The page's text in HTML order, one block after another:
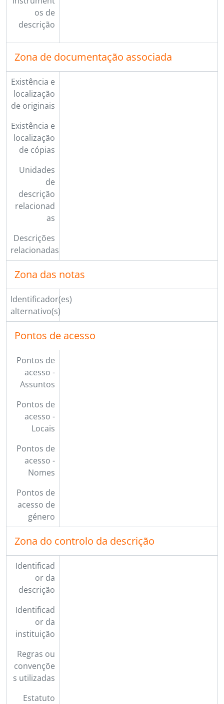
os de
descrição
Zona de documentação associada
Existência e
localização
de originais
Existência e
localização
de cópias
Unidades
de
descrição
relacionad
as
Descrições
relacionadas
Zona das notas
Identificador(es)
alternativo(s)
Pontos de acesso
Pontos de
acesso -
Assuntos
Pontos de
acesso -
Locais
Pontos de
acesso -
Nomes
Pontos de
acesso de
género
Zona do controlo da descrição
Identificad
or da
descrição
Identificad
or da
instituição
Regras ou
convençõe
s utilizadas
Estatuto